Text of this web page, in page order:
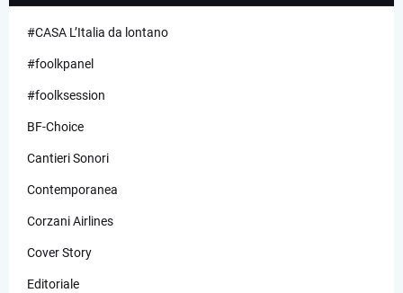
#CASA L’Italia da lontano
#foolkpanel
#foolksession
BF-Choice
Cantieri Sonori
Contemporanea
Corzani Airlines
Cover Story
Editoriale